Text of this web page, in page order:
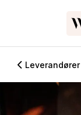
Leverandører